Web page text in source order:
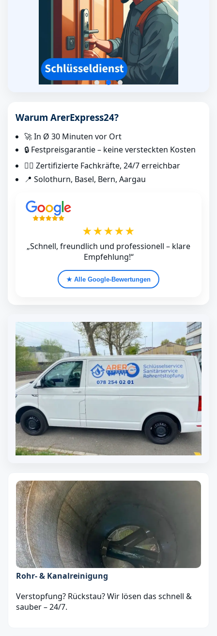
Warum ArerExpress24?
🚀 In Ø 30 Minuten vor Ort
🔒 Festpreisgarantie – keine versteckten Kosten
👷‍♂️ Zertifizierte Fachkräfte, 24/7 erreichbar
📍 Solothurn, Basel, Bern, Aargau
★★★★★
„Schnell, freundlich und professionell – klare
Empfehlung!“
★ Alle Google‑Bewertungen
Rohr- & Kanalreinigung
Verstopfung? Rückstau? Wir lösen das schnell &
sauber – 24/7.